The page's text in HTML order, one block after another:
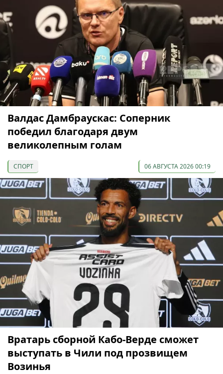
Валдас Дамбраускас: Соперник
победил благодаря двум
великолепным голам
СПОРТ 06 АВГУСТА 2026 00:19
Вратарь сборной Кабо-Верде сможет
выступать в Чили под прозвищем
Возинья